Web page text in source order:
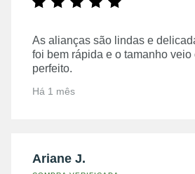
As alianças são lindas e
foi bem rápida e o tamanho veio
perfeito.
Há 1 mês
Ariane J.